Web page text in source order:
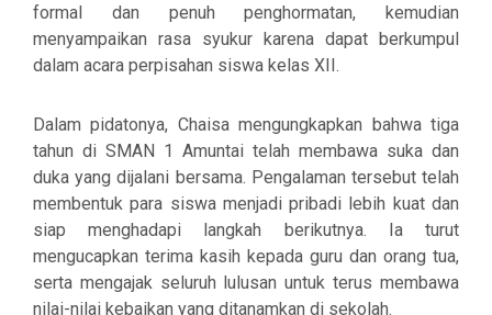
formal dan penuh penghormatan, kemudian
menyampaikan rasa syukur karena dapat berkumpul
dalam acara perpisahan siswa kelas XII.
Dalam pidatonya, Chaisa mengungkapkan bahwa tiga
tahun di SMAN 1 Amuntai telah membawa suka dan
duka yang dijalani bersama. Pengalaman tersebut telah
membentuk para siswa menjadi pribadi lebih kuat dan
siap menghadapi langkah berikutnya. Ia turut
mengucapkan terima kasih kepada guru dan orang tua,
serta mengajak seluruh lulusan untuk terus membawa
nilai-nilai kebaikan yang ditanamkan di sekolah.